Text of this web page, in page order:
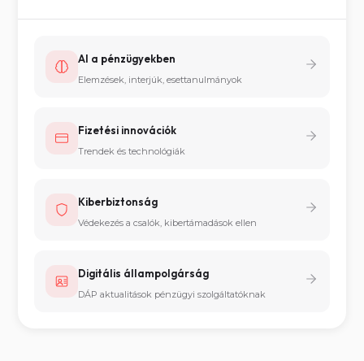
AI a pénzügyekben
Elemzések, interjúk, esettanulmányok
Fizetési innovációk
Trendek és technológiák
Kiberbiztonság
Védekezés a csalók, kibertámadások ellen
Digitális állampolgárság
DÁP aktualitások pénzügyi szolgáltatóknak